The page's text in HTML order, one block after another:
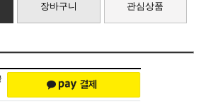
장바구니 관심상품